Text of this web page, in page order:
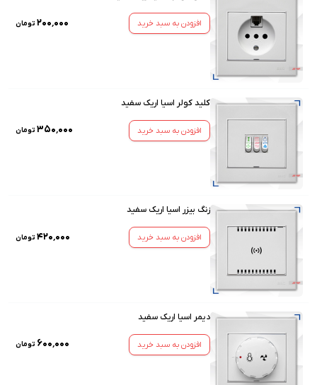
افزودن به سبد خرید ۲۰۰٬۰۰۰ تومان
کلید کولر اسیا اریک سفید
افزودن به سبد خرید ۳۵۰٬۰۰۰ تومان
زنگ بیزر اسیا اریک سفید
افزودن به سبد خرید ۴۲۰٬۰۰۰ تومان
دیمر اسیا اریک سفید
افزودن به سبد خرید ۶۰۰٬۰۰۰ تومان